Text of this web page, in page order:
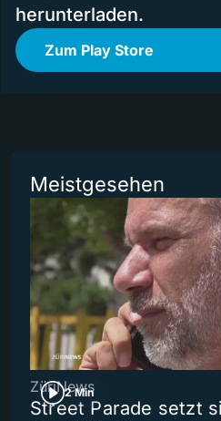
herunterladen.
Zum Play Store
Meistgesehen
2 Min
ZüriNews
Street Parade setzt